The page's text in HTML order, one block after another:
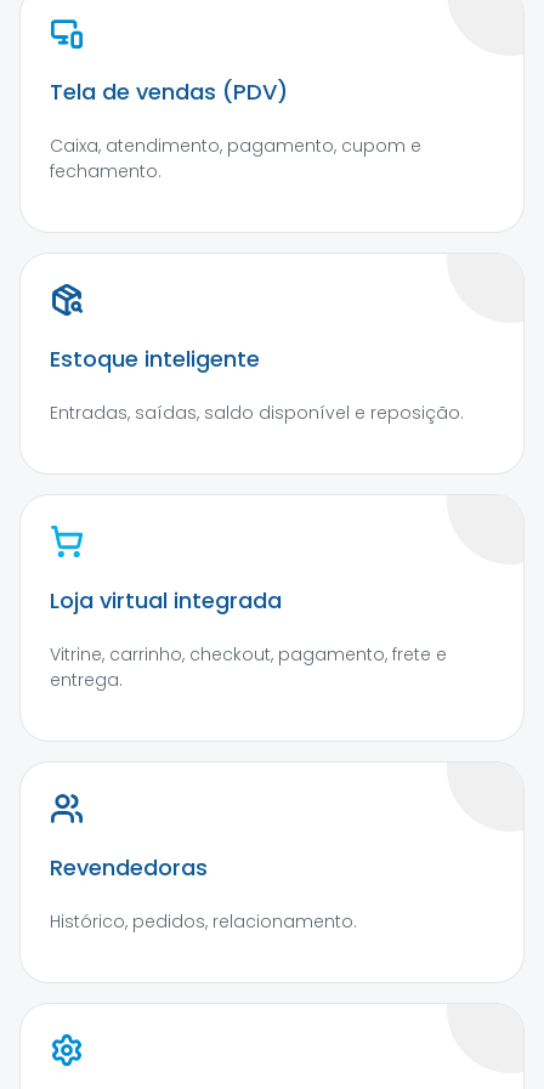
Tela de vendas (PDV)
Caixa, atendimento, pagamento, cupom e
fechamento.
Estoque inteligente
Entradas, saídas, saldo disponível e reposição.
Loja virtual integrada
Vitrine, carrinho, checkout, pagamento, frete e
entrega.
Revendedoras
Histórico, pedidos, relacionamento.